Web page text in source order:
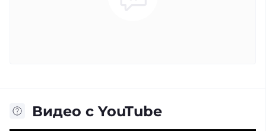
Видео с YouTube